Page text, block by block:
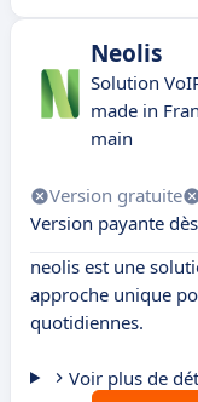
Neolis
Solution
made in
main
Version gratuite
Version payante dès
neolis est une
approche unique
quotidiennes.
Voir plus de